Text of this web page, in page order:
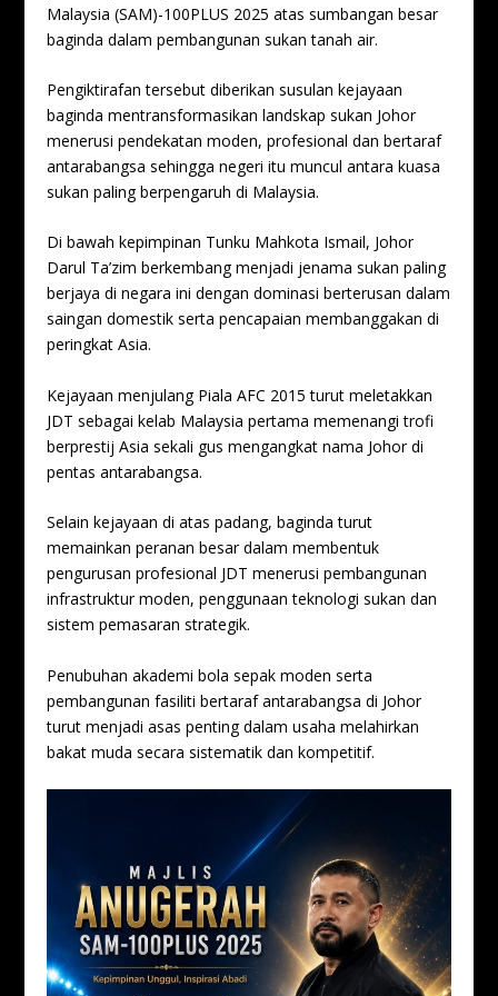
Malaysia (SAM)-100PLUS 2025 atas sumbangan besar
baginda dalam pembangunan sukan tanah air.
Pengiktirafan tersebut diberikan susulan kejayaan
baginda mentransformasikan landskap sukan Johor
menerusi pendekatan moden, profesional dan bertaraf
antarabangsa sehingga negeri itu muncul antara kuasa
sukan paling berpengaruh di Malaysia.
Di bawah kepimpinan Tunku Mahkota Ismail, Johor
Darul Ta’zim berkembang menjadi jenama sukan paling
berjaya di negara ini dengan dominasi berterusan dalam
saingan domestik serta pencapaian membanggakan di
peringkat Asia.
Kejayaan menjulang Piala AFC 2015 turut meletakkan
JDT sebagai kelab Malaysia pertama memenangi trofi
berprestij Asia sekali gus mengangkat nama Johor di
pentas antarabangsa.
Selain kejayaan di atas padang, baginda turut
memainkan peranan besar dalam membentuk
pengurusan profesional JDT menerusi pembangunan
infrastruktur moden, penggunaan teknologi sukan dan
sistem pemasaran strategik.
Penubuhan akademi bola sepak moden serta
pembangunan fasiliti bertaraf antarabangsa di Johor
turut menjadi asas penting dalam usaha melahirkan
bakat muda secara sistematik dan kompetitif.